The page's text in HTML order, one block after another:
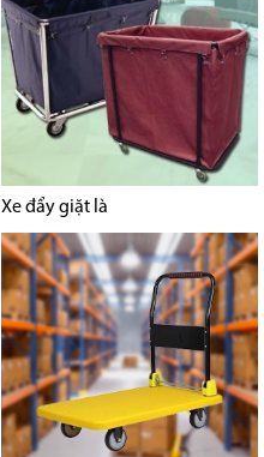
Xe đẩy giặt là